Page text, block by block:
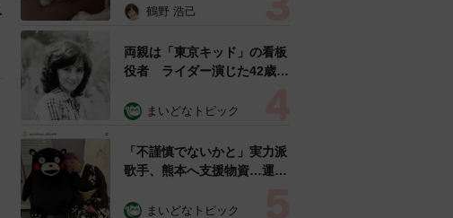
暮らすと「おじ猫」だって可
鶴野 浩己
両親は「東京キッド」の看板
役者 ライダー演じた42歳元
ングフォト」計画を明言
む」
まいどなトピック
「不謹慎でないかと」実力派
歌手、熊本へ支援物資…運搬
めらい 「痛いほど伝わる」
まいどなトピック